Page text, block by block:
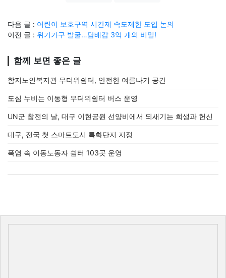
다음 글 : 어린이 보호구역 시간제 속도제한 도입 논의
이전 글 : 위기가구 발굴…담배갑 3억 개의 비밀!
함께 보면 좋은 글
함지노인복지관 무더위쉼터, 안전한 여름나기 공간
도심 누비는 이동형 무더위쉼터 버스 운영
UN군 참전의 날, 대구 이현공원 선양비에서 되새기는 희생과 헌신
대구, 전국 첫 스마트도시 특화단지 지정
폭염 속 이동노동자 쉼터 103곳 운영